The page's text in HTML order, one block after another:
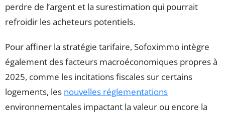
perdre de l’argent et la surestimation qui pourrait
refroidir les acheteurs potentiels.
Pour affiner la stratégie tarifaire, Sofoximmo intègre
également des facteurs macroéconomiques propres à
2025, comme les incitations fiscales sur certains
logements, les nouvelles réglementations
environnementales impactant la valeur ou encore la